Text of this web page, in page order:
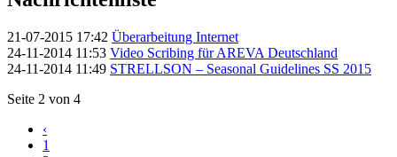
21-07-2015 17:42 Überarbeitung Internet
24-11-2014 11:53 Video Scribing für AREVA Deutschland
24-11-2014 11:49 STRELLSON – Seasonal Guidelines SS 2015
Seite 2 von 4
‹
1